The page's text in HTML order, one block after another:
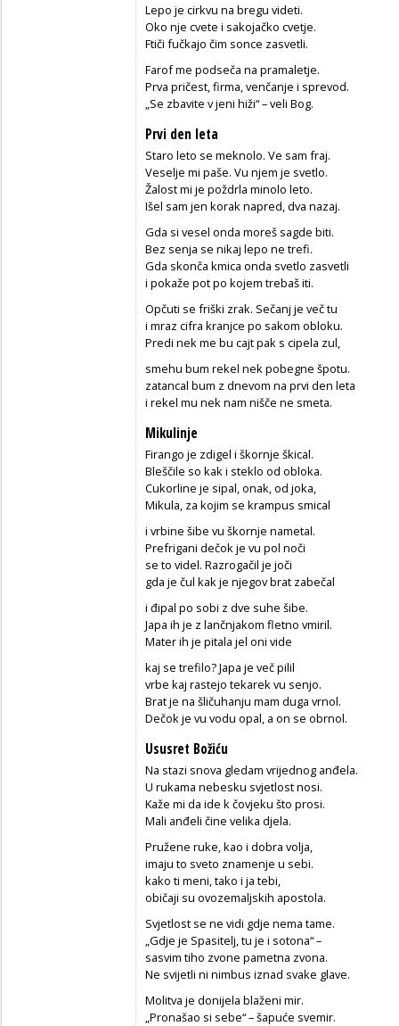
Lepo je cirkvu na bregu videti.
Oko nje cvete i sakojačko cvetje.
Ftiči fučkajo čim sonce zasvetli.
Farof me podseča na pramaletje.
Prva pričest, firma, venčanje i sprevod.
„Se zbavite v jeni hiži“ – veli Bog.
Prvi den leta
Staro leto se meknolo. Ve sam fraj.
Veselje mi paše. Vu njem je svetlo.
Žalost mi je poždrla minolo leto.
Išel sam jen korak napred, dva nazaj.
Gda si vesel onda moreš sagde biti.
Bez senja se nikaj lepo ne trefi.
Gda skonča kmica onda svetlo zasvetli
i pokaže pot po kojem trebaš iti.
Opčuti se friški zrak. Sečanj je več tu
i mraz cifra kranjce po sakom obloku.
Predi nek me bu cajt pak s cipela zul,
smehu bum rekel nek pobegne špotu.
zatancal bum z dnevom na prvi den leta
i rekel mu nek nam nišče ne smeta.
Mikulinje
Firango je zdigel i škornje škical.
Bleščile so kak i steklo od obloka.
Cukorline je sipal, onak, od joka,
Mikula, za kojim se krampus smical
i vrbine šibe vu škornje nametal.
Prefrigani dečok je vu pol noči
se to videl. Razrogačil je joči
gda je čul kak je njegov brat zabečal
i đipal po sobi z dve suhe šibe.
Japa ih je z lančnjakom fletno vmiril.
Mater ih je pitala jel oni vide
kaj se trefilo? Japa je več pilil
vrbe kaj rastejo tekarek vu senjo.
Brat je na šličuhanju mam duga vrnol.
Dečok je vu vodu opal, a on se obrnol.
Ususret Božiću
Na stazi snova gledam vrijednog anđela.
U rukama nebesku svjetlost nosi.
Kaže mi da ide k čovjeku što prosi.
Mali anđeli čine velika djela.
Pružene ruke, kao i dobra volja,
imaju to sveto znamenje u sebi.
kako ti meni, tako i ja tebi,
običaji su ovozemaljskih apostola.
Svjetlost se ne vidi gdje nema tame.
„Gdje je Spasitelj, tu je i sotona“ –
sasvim tiho zvone pametna zvona.
Ne svijetli ni nimbus iznad svake glave.
Molitva je donijela blaženi mir.
„Pronašao si sebe“ – šapuće svemir.